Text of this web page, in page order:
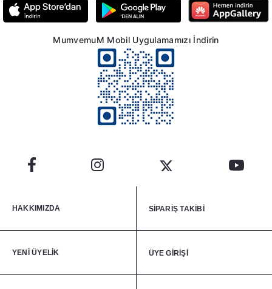
MumvemuM Mobil Uygulamamızı İndirin
HAKKIMIZDA SİPARİŞ TAKİBİ
YENİ ÜYELİK ÜYE GİRİŞİ